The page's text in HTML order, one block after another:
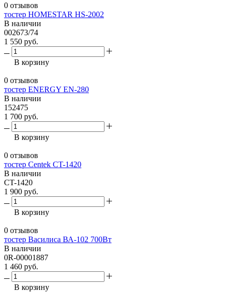
0 отзывов
тостер HOMESTAR HS-2002
В наличии
002673/74
1 550 руб.
В корзину
0 отзывов
тостер ENERGY EN-280
В наличии
152475
1 700 руб.
В корзину
0 отзывов
тостер Centek CT-1420
В наличии
CT-1420
1 900 руб.
В корзину
0 отзывов
тостер Василиса ВА-102 700Вт
В наличии
0R-00001887
1 460 руб.
В корзину